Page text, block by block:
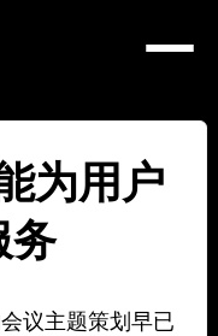
为用户
务
议主题策划早已